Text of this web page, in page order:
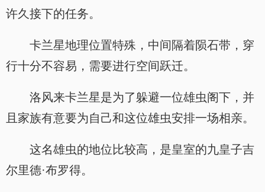
许久接下的任务。
卡兰星地理位置特殊，中间隔着陨石带，穿
行十分不容易，需要进行空间跃迁。
洛风来卡兰星是为了躲避一位雄虫阁下，并
且家族有意要为自己和这位雄虫安排一场相亲。
这名雄虫的地位比较高，是皇室的九皇子吉
尔里德·布罗得。